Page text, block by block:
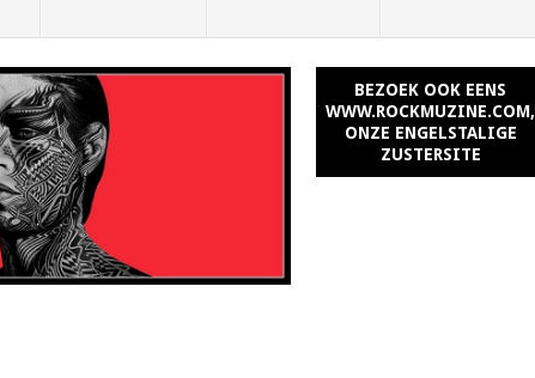
BEZOEK OOK EENS
WWW.ROCKMUZINE.COM,
ONZE ENGELSTALIGE
ZUSTERSITE